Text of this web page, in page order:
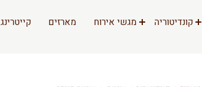
קונדיטוריה מגשי אירוח מארזים קייטרינג